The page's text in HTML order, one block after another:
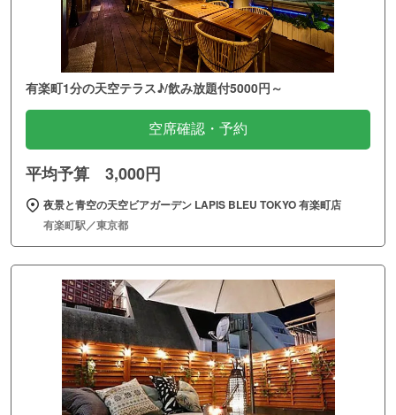
有楽町1分の天空テラス♪/飲み放題付5000円～
空席確認・予約
平均予算 3,000円
夜景と青空の天空ビアガーデン LAPIS BLEU TOKYO 有楽町店
有楽町駅／東京都